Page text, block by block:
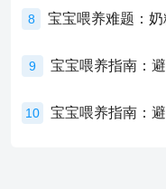
8
9 宝宝喂养指南：
10 宝宝喂养指南：